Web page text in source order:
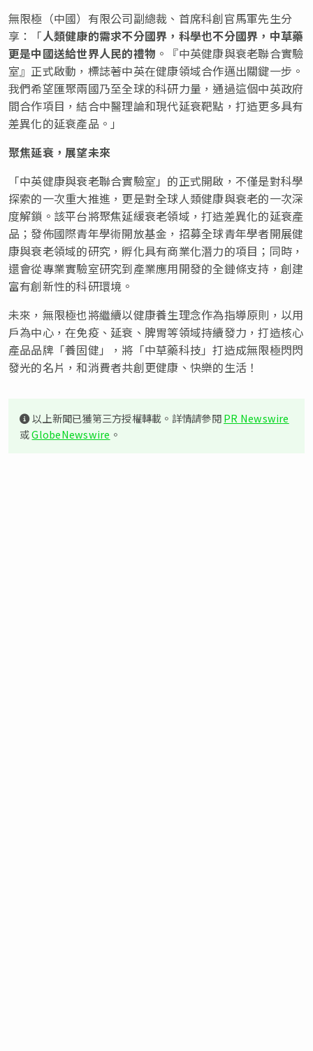
無限極（中國）有限公司副總裁、首席科創官馬軍先生分
享：「人類健康的需求不分國界，科學也不分國界，中草藥
更是中國送給世界人民的禮物 。『中英健康與衰老聯合實驗
室』正式啟動，標誌著中英在健康領域合作邁出關鍵一步。
我們希望匯聚兩國乃至全球的科研力量，通過這個中英政府
間合作項目，結合中醫理論和現代延衰靶點，打造更多具有
差異化的延衰產品。」
聚焦延衰，展望未來
「中英健康與衰老聯合實驗室」的正式開啟，不僅是對科學
探索的一次重大推進，更是對全球人類健康與衰老的一次深
度解鎖。該平台將聚焦延緩衰老領域，打造差異化的延衰產
品；發佈國際青年學術開放基金，招募全球青年學者開展健
康與衰老領域的研究，孵化具有商業化潛力的項目；同時，
還會從專業實驗室研究到產業應用開發的全鏈條支持，創建
富有創新性的科研環境。
未來，無限極也將繼續以健康養生理念作為指導原則，以用
戶為中心，在免疫、延衰、脾胃等領域持續發力，打造核心
產品品牌「養固健」，將「中草藥科技」打造成無限極閃閃
發光的名片，和消費者共創更健康、快樂的生活！
以上新聞已獲第三方授權轉載。詳情請參閱PR Newswire
或GlobeNewswire 。